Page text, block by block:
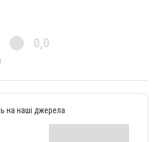
0,0
на наші джерела